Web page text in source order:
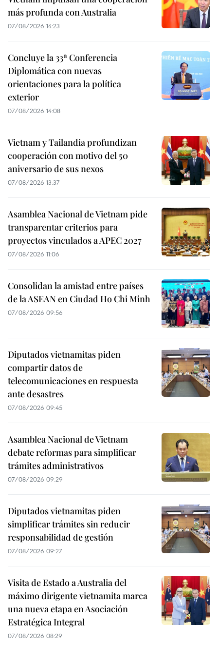
más profunda con Australia
07/08/2026 14:23
Concluye la 33ª Conferencia
Diplomática con nuevas
orientaciones para la política
exterior
07/08/2026 14:08
Vietnam y Tailandia profundizan
cooperación con motivo del 50
aniversario de sus nexos
07/08/2026 13:37
Asamblea Nacional de Vietnam pide
transparentar criterios para
proyectos vinculados a APEC 2027
07/08/2026 11:06
Consolidan la amistad entre países
de la ASEAN en Ciudad Ho Chi Minh
07/08/2026 09:56
Diputados vietnamitas piden
compartir datos de
telecomunicaciones en respuesta
ante desastres
07/08/2026 09:45
Asamblea Nacional de Vietnam
debate reformas para simplificar
trámites administrativos
07/08/2026 09:29
Diputados vietnamitas piden
simplificar trámites sin reducir
responsabilidad de gestión
07/08/2026 09:27
Visita de Estado a Australia del
máximo dirigente vietnamita marca
una nueva etapa en Asociación
Estratégica Integral
07/08/2026 08:29